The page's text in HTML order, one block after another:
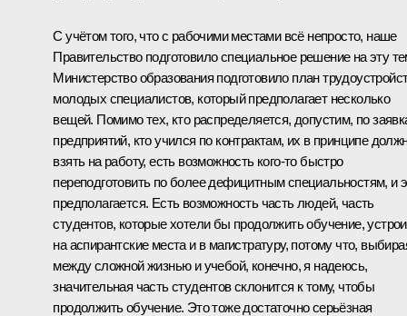
С учётом того, что с рабочими местами всё непросто, наше
Правительство подготовило специальное решение на эту
Министерство образования подготовило план
молодых специалистов, который предполагает несколько
вещей. Помимо тех, кто распределяется, допустим, по
предприятий, кто учился по контрактам, их в принципе
взять на работу, есть возможность кого‑то быстро
переподготовить по более дефицитным специальностям, и
предполагается. Есть возможность часть людей, часть
студентов, которые хотели бы продолжить обучение,
на аспирантские места и в магистратуру, потому что,
между сложной жизнью и учебой, конечно, я надеюсь,
значительная часть студентов склонится к тому, чтобы
продолжить обучение. Это тоже достаточно серьёзная